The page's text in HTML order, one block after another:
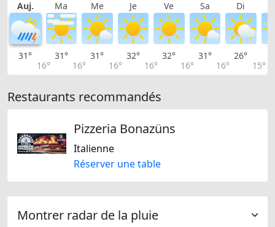
Auj. Ma Me Je Ve Sa Di
31°
16°
31°
16°
31°
16°
32°
16°
32°
16°
31°
16°
26°
15°
Restaurants recommandés
Pizzeria Bonazüns
Italienne
Réserver une table
Montrer radar de la pluie